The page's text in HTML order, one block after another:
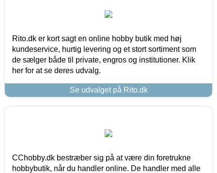
Rito.dk er kort sagt en online hobby butik med høj
kundeservice, hurtig levering og et stort sortiment som
de sælger både til private, engros og institutioner. Klik
her for at se deres udvalg.
Se udvalget på Rito.dk
CChobby.dk bestræber sig på at være din foretrukne
hobbybutik, når du handler online. De handler med alle